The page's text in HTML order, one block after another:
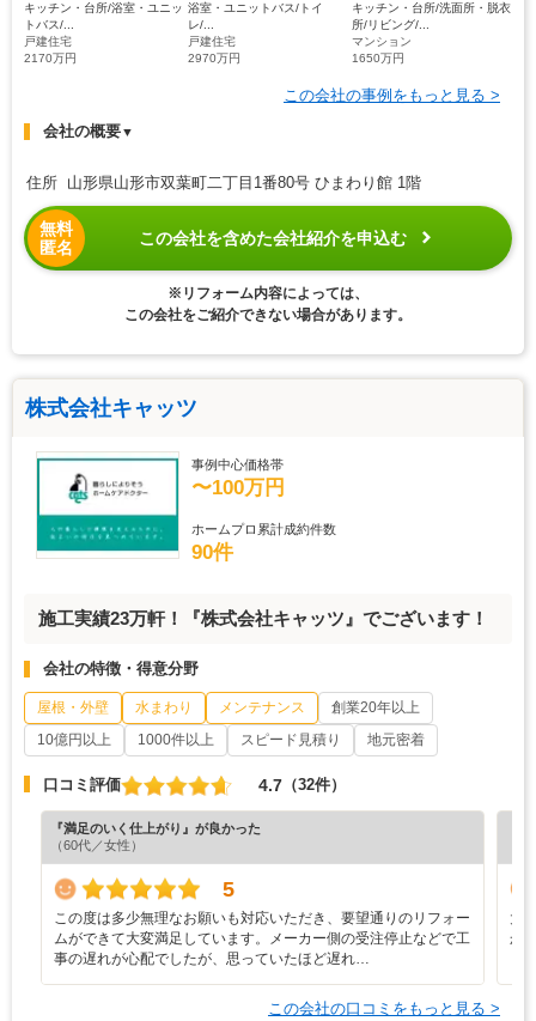
キッチン・台所/浴室・ユニッ
トバス/...
戸建住宅
2170万円
浴室・ユニットバス/トイ
レ/...
戸建住宅
2970万円
キッチン・台所/洗面所・脱衣
所/リビング/...
マンション
1650万円
この会社の事例をもっと見る >
会社の概要▼
住所 山形県山形市双葉町二丁目1番80号 ひまわり館 1階
無料
匿名
この会社を含めた会社紹介を申込む
※リフォーム内容によっては、
この会社をご紹介できない場合があります。
株式会社キャッツ
事例中心価格帯
〜100万円
ホームプロ累計成約件数
90件
施工実績23万軒！『株式会社キャッツ』でございます！
会社の特徴・得意分野
屋根・外壁 水まわり メンテナンス
創業20年以上
10億円以上
1000件以上 スピード見積り 地元密着
口コミ評価 4.7 （32件）
『満足のいく仕上がり』が良かった
（60代／女性）
5
この度は多少無理なお願いも対応いただき、要望通りのリフォー
ムができて大変満足しています。メーカー側の受注停止などで工
事の遅れが心配でしたが、思っていたほど遅れ…
大
か
この会社の口コミをもっと見る >